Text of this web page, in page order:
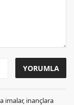
imalar, inançlara